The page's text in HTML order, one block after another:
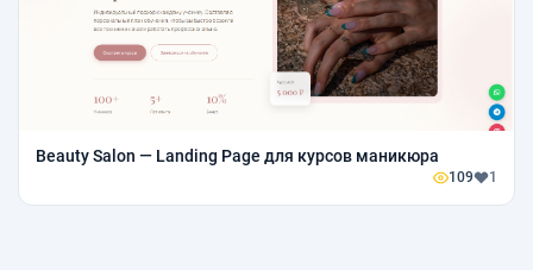
Beauty Salon — Landing Page для курсов маникюра
109 1